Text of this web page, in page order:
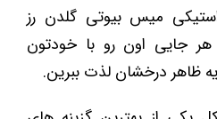
استیکی میس بیوتی گلدن رز
جایی اون رو با خودتون
ظاهر درخشان لذت ببرین.